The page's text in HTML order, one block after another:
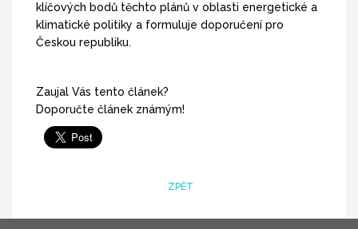
klíčových bodů těchto plánů v oblasti energetické a
klimatické politiky a formuluje doporučení pro
Českou republiku.
Zaujal Vás tento článek?
Doporučte článek známým!
ZPĚT